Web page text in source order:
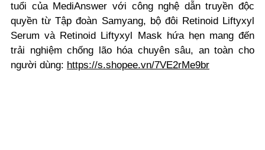
tuổi của MediAnswer với công nghệ dẫn truyền độc
quyền từ Tập đoàn Samyang, bộ đôi Retinoid Liftyxyl
Serum và Retinoid Liftyxyl Mask hứa hẹn mang đến
trải nghiệm chống lão hóa chuyên sâu, an toàn cho
người dùng: https://s.shopee.vn/7VE2rMe9br